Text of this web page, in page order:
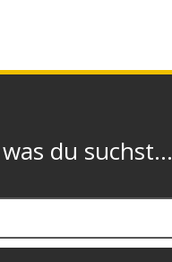
du suchst...